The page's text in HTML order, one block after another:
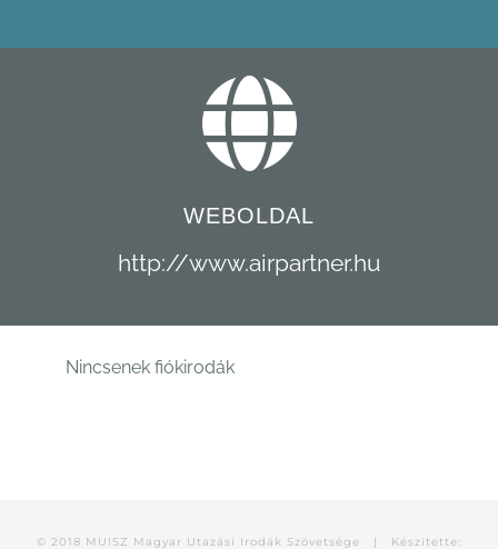
WEBOLDAL
http://www.airpartner.hu
Nincsenek fiókirodák
© 2018 MUISZ Magyar Utazási Irodák Szövetsége | Készítette: